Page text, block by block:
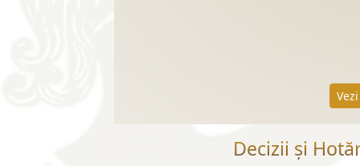
Decizii și